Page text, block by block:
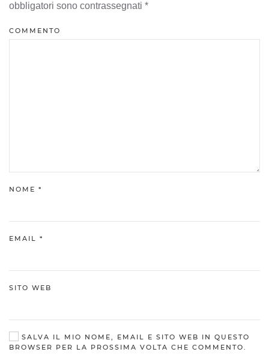
obbligatori sono contrassegnati *
COMMENTO
NOME *
EMAIL *
SITO WEB
SALVA IL MIO NOME, EMAIL E SITO WEB IN QUESTO
BROWSER PER LA PROSSIMA VOLTA CHE COMMENTO.